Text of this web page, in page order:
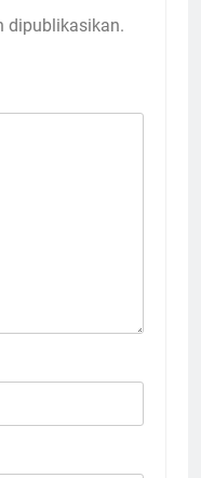
dipublikasikan.